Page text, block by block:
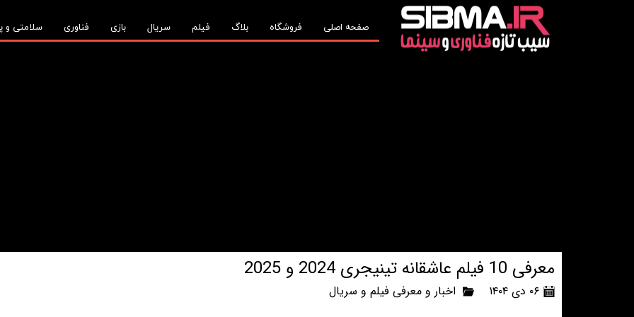
صفحه اصلی فروشگاه بلاگ فیلم سریال بازی فناوری سلامتی و
معرفی 10 فیلم عاشقانه تینیجری 2024 و 2025
۰۶ دی ۱۴۰۴ اخبار و معرفی فیلم و سریال